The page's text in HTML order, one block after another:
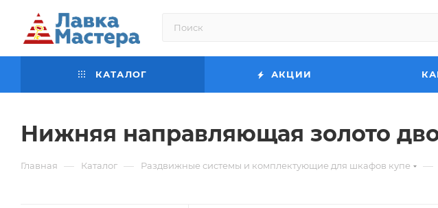
КАТАЛОГ АКЦИИ
Нижняя направляющая золото
Главная — Каталог — Раздвижные системы и комплектующие для шкафов купе —